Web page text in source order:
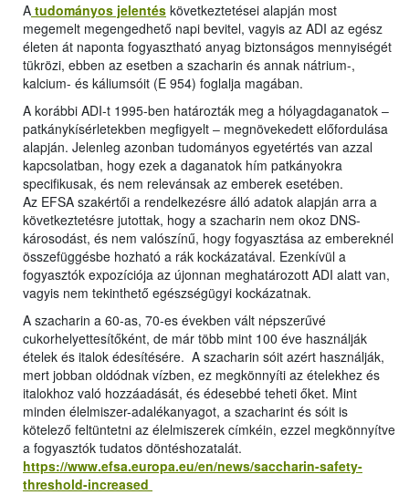
A tudományos jelentés következtetései alapján most
megemelt megengedhető napi bevitel, vagyis az ADI az egész
életen át naponta fogyasztható anyag biztonságos mennyiségét
tükrözi, ebben az esetben a szacharin és annak nátrium-,
kalcium- és káliumsóit (E 954) foglalja magában.
A korábbi ADI-t 1995-ben határozták meg a hólyagdaganatok ‒
patkánykísérletekben megfigyelt ‒ megnövekedett előfordulása
alapján. Jelenleg azonban tudományos egyetértés van azzal
kapcsolatban, hogy ezek a daganatok hím patkányokra
specifikusak, és nem relevánsak az emberek esetében.
Az EFSA szakértői a rendelkezésre álló adatok alapján arra a
következtetésre jutottak, hogy a szacharin nem okoz DNS-
károsodást, és nem valószínű, hogy fogyasztása az embereknél
összefüggésbe hozható a rák kockázatával. Ezenkívül a
fogyasztók expozíciója az újonnan meghatározott ADI alatt van,
vagyis nem tekinthető egészségügyi kockázatnak.
A szacharin a 60-as, 70-es években vált népszerűvé
cukorhelyettesítőként, de már több mint 100 éve használják
ételek és italok édesítésére. A szacharin sóit azért használják,
mert jobban oldódnak vízben, ez megkönnyíti az ételekhez és
italokhoz való hozzáadását, és édesebbé teheti őket. Mint
minden élelmiszer-adalékanyagot, a szacharint és sóit is
kötelező feltüntetni az élelmiszerek címkéin, ezzel megkönnyítve
a fogyasztók tudatos döntéshozatalát.
https://www.efsa.europa.eu/en/news/saccharin-safety-
threshold-increased